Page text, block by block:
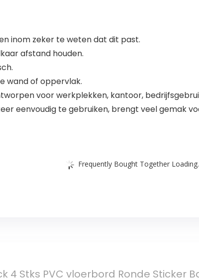
inom zeker te weten dat dit past.
afstand houden.
wand of oppervlak.
voor werkplekken, kantoor,
eenvoudig te gebruiken, brengt veel gemak
Frequently Bought Together
4 Stks PVC vloerbord Ronde Sticker